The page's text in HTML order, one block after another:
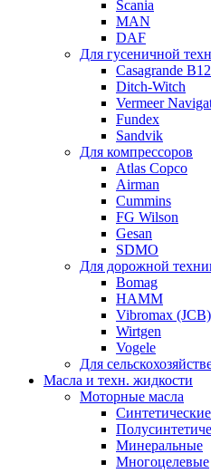
Scania
MAN
DAF
Для гусеничной
Casagrande
Ditch-Witch
Vermeer
Fundex
Sandvik
Для компрессоров
Atlas Copco
Airman
Cummins
FG Wilson
Gesan
SDMO
Для дорожной
Bomag
HAMM
Vibromax (JCB)
Wirtgen
Vogele
Для
Масла и техн. жидкости
Моторные масла
Синтетические
Минеральные
Многоцелевые